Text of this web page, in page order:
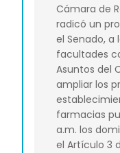
Cámara de
radicó un
el Senado, a
facultades
Asuntos del
ampliar los
farmacias
a.m. los
el Artículo 3